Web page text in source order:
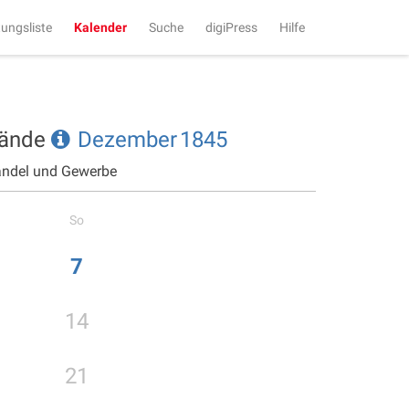
Kalender Suche digiPress Hilfe
Dezember1845
und Gewerbe
So
7
14
21